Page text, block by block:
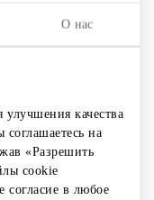
О нас
улучшения качества
на
«Разрешить
cookie
согласие в любое